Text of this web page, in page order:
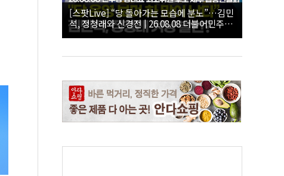
[스팟Live] “당 돌아가는 모습에 분노”…김민
석, 정청래와 신경전 | 26.08.08 더불어민주당
당대표·최고위원 후보 제주 합동연설회